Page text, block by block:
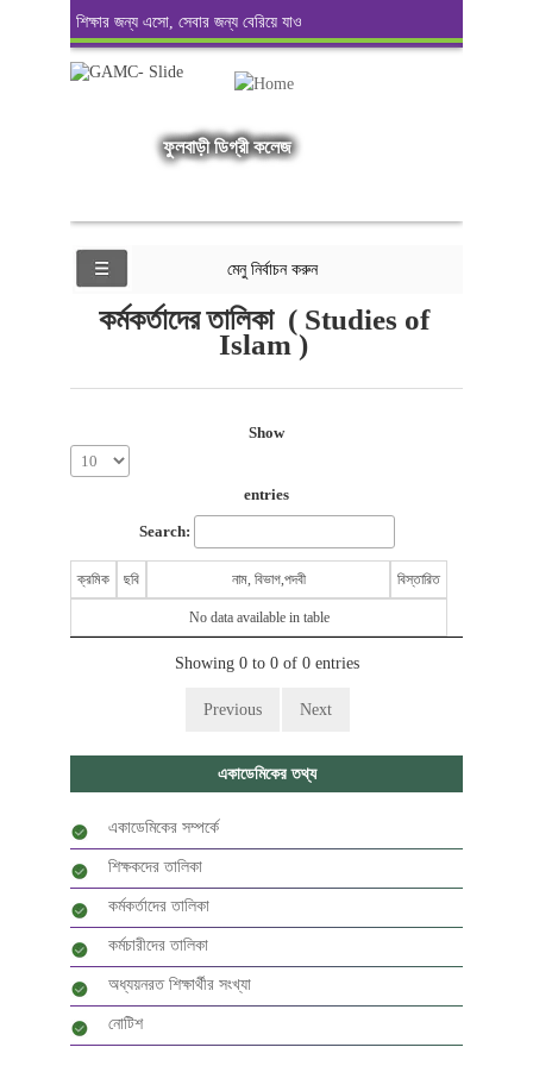
শিক্ষার জন্য এসো, সেবার জন্য বেরিয়ে যাও
ফুলবাড়ী ডিগ্রী কলেজ
মেনু নির্বাচন করুন
কর্মকর্তাদের তালিকা ( Studies of
Islam )
Show
entries
Search:
ক্রমিক ছবি নাম, বিভাগ,পদবী বিস্তারিত
No data available in table
Showing 0 to 0 of 0 entries
Previous Next
একাডেমিকের তথ্য
একাডেমিকের সম্পর্কে
শিক্ষকদের তালিকা
কর্মকর্তাদের তালিকা
কর্মচারীদের তালিকা
অধ্যয়নরত শিক্ষার্থীর সংখ্যা
নোটিশ